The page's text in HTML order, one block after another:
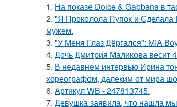
1. На показе Dolce & Gabbana в
2. "Я Проколола Пупок и Сделала
мужем.
3. "У Меня Глаз Дёргался": MIA
4. Дочь Дмитрия Маликова весит
5. В недавнем интервью Ирина
хореографом, далеким от мира
6. Артикул WB - 247813745.
7. Девушка заявила, что нашла